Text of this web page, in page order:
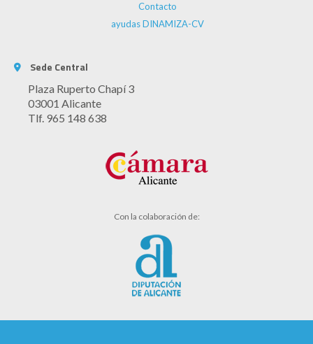
Contacto
ayudas DINAMIZA-CV
Sede Central
Plaza Ruperto Chapí 3
03001 Alicante
Tlf. 965 148 638
Con la colaboración de: